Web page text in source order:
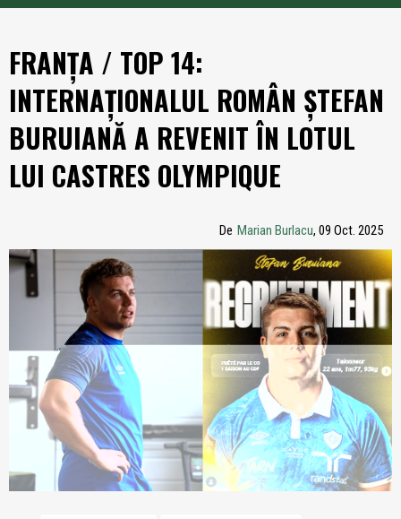
FRANȚA / TOP 14:
INTERNAȚIONALUL ROMÂN ŞTEFAN
BURUIANĂ A REVENIT ÎN LOTUL
LUI CASTRES OLYMPIQUE
De Marian Burlacu, 09 Oct. 2025